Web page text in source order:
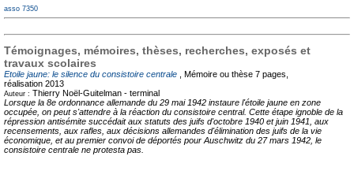
asso 7350
Témoignages, mémoires, thèses, recherches, exposés et
travaux scolaires
Etoile jaune: le silence du consistoire centrale , Mémoire ou thèse 7 pages,
réalisation 2013
Auteur : Thierry Noël-Guitelman - terminal
Lorsque la 8e ordonnance allemande du 29 mai 1942 instaure l'étoile jaune en zone
occupée, on peut s'attendre à la réaction du consistoire central. Cette étape ignoble de la
répression antisémite succédait aux statuts des juifs d'octobre 1940 et juin 1941, aux
recensements, aux rafles, aux décisions allemandes d'élimination des juifs de la vie
économique, et au premier convoi de déportés pour Auschwitz du 27 mars 1942, le
consistoire centrale ne protesta pas.